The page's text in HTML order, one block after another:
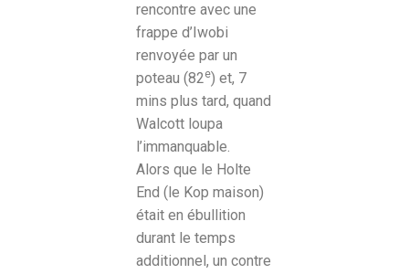
rencontre avec une
frappe d’Iwobi
renvoyée par un
poteau (82e) et, 7
mins plus tard, quand
Walcott loupa
l’immanquable.
Alors que le Holte
End (le Kop maison)
était en ébullition
durant le temps
additionnel, un contre